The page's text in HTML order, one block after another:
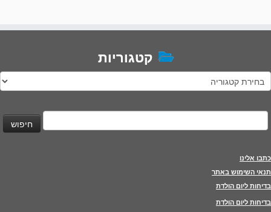
קטגוריות
קטגוריות
חיפוש:
כתבו אלינו
תנאי השימוש באתר
בדיחות ליום הולדת
בדיחות ליום הולדת